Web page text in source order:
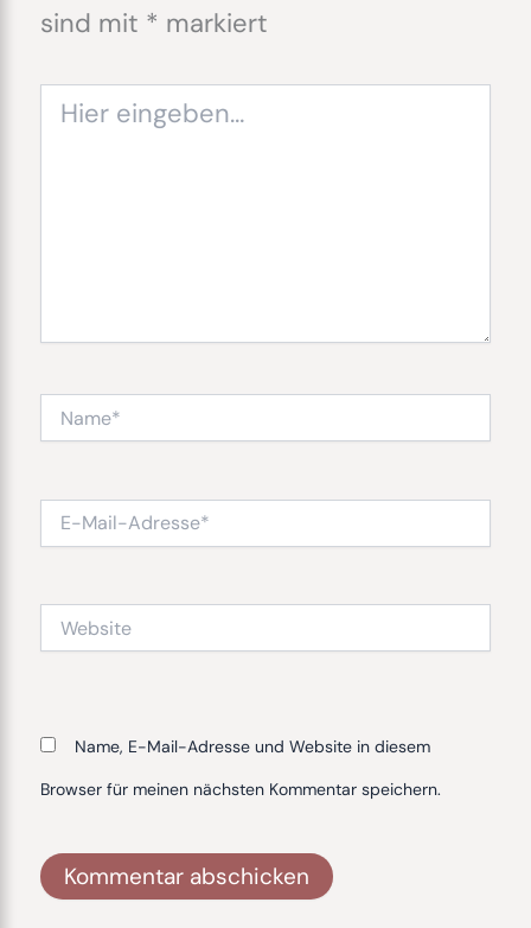
sind mit * markiert
eingeben…
Mail-
Name, E-Mail-Adresse und Website in diesem
Browser für meinen nächsten Kommentar speichern.